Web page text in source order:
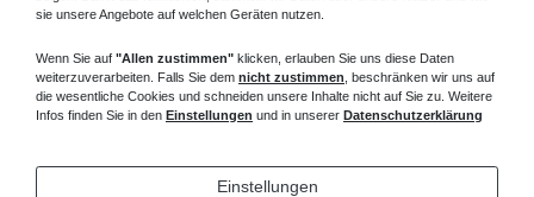
sie unsere Angebote auf welchen Geräten nutzen.
Wenn Sie auf "Allen zustimmen" klicken, erlauben Sie uns diese Daten
weiterzuverarbeiten. Falls Sie dem nicht zustimmen , beschränken wir uns auf
die wesentliche Cookies und schneiden unsere Inhalte nicht auf Sie zu. Weitere
Infos finden Sie in den Einstellungen und in unserer Datenschutzerklärung
Einstellungen